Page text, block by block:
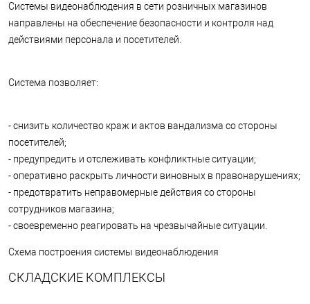
Системы видеонаблюдения в сети розничных магазинов
направлены на обеспечение безопасности и контроля над
действиями персонала и посетителей.
Система позволяет:
- снизить количество краж и актов вандализма со стороны
посетителей;
- предупредить и отслеживать конфликтные ситуации;
- оперативно раскрыть личности виновных в правонарушениях;
- предотвратить неправомерные действия со стороны
сотрудников магазина;
- своевременно реагировать на чрезвычайные ситуации.
Схема построения системы видеонаблюдения
СКЛАДСКИЕ КОМПЛЕКСЫ